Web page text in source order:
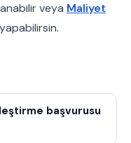
veya Maliyet
başvurusu